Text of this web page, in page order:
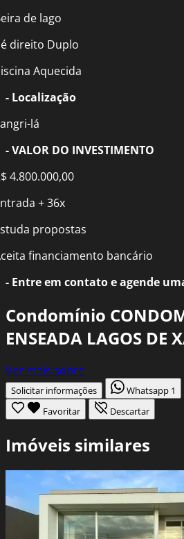
de lago
direito Duplo
Aquecida
- Localização
lá
- VALOR DO INVESTIMENTO
4.800.000,00
+ 36x
propostas
financiamento bancário
- Entre em contato e agende
Condomínio
ENSEADA LAGOS DE
Ver mais sobre
Solicitar informações Whatsapp 1
Favoritar
Descartar
Imóveis similares